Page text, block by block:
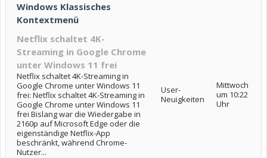
Windows Klassisches
Kontextmenü
Netflix schaltet 4K-
Streaming in Google Chrome
unter Windows 11 frei
Netflix schaltet 4K-Streaming in
Google Chrome unter Windows 11
frei: Netflix schaltet 4K-Streaming in
Google Chrome unter Windows 11
frei Bislang war die Wiedergabe in
2160p auf Microsoft Edge oder die
eigenständige Netflix-App
beschränkt, während Chrome-
Nutzer...
User-
Neuigkeiten
Mittwoch
um 10:22
Uhr